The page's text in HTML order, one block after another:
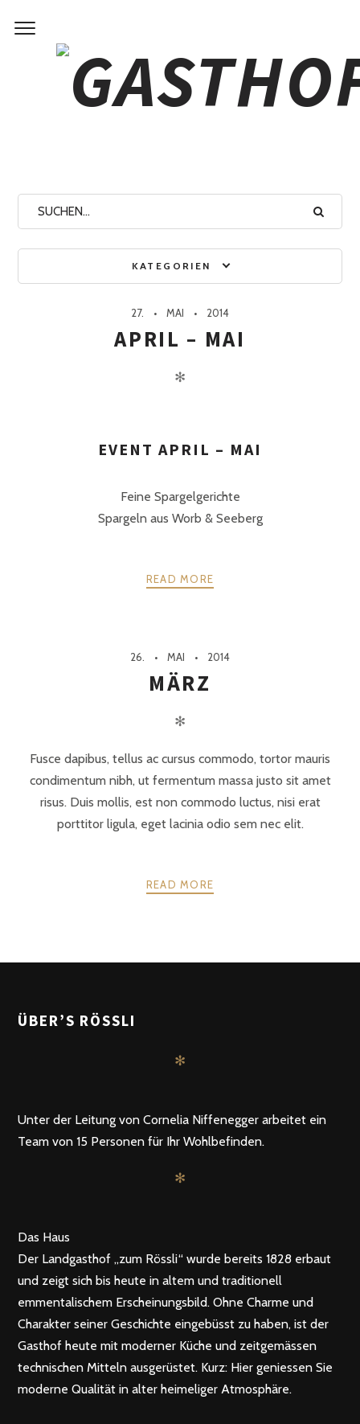
Monats-Archive:
MAI 2014
KATEGORIEN
27. MAI 2014
APRIL – MAI
✻
EVENT APRIL – MAI
Feine Spargelgerichte
Spargeln aus Worb & Seeberg
READ MORE
26. MAI 2014
MÄRZ
✻
Fusce dapibus, tellus ac cursus commodo, tortor mauris
condimentum nibh, ut fermentum massa justo sit amet
risus. Duis mollis, est non commodo luctus, nisi erat
porttitor ligula, eget lacinia odio sem nec elit.
READ MORE
ÜBER’S RÖSSLI
✻
Unter der Leitung von Cornelia Niffenegger arbeitet ein
Team von 15 Personen für Ihr Wohlbefinden.
✻
Das Haus
Der Landgasthof „zum Rössli“ wurde bereits 1828 erbaut
und zeigt sich bis heute in altem und traditionell
emmentalischem Erscheinungsbild. Ohne Charme und
Charakter seiner Geschichte eingebüsst zu haben, ist der
Gasthof heute mit moderner Küche und zeitgemässen
technischen Mitteln ausgerüstet. Kurz: Hier geniessen Sie
moderne Qualität in alter heimeliger Atmosphäre.